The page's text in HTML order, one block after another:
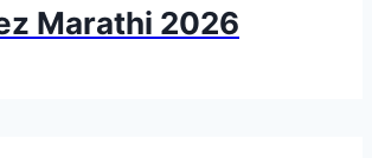
Marathi 2026